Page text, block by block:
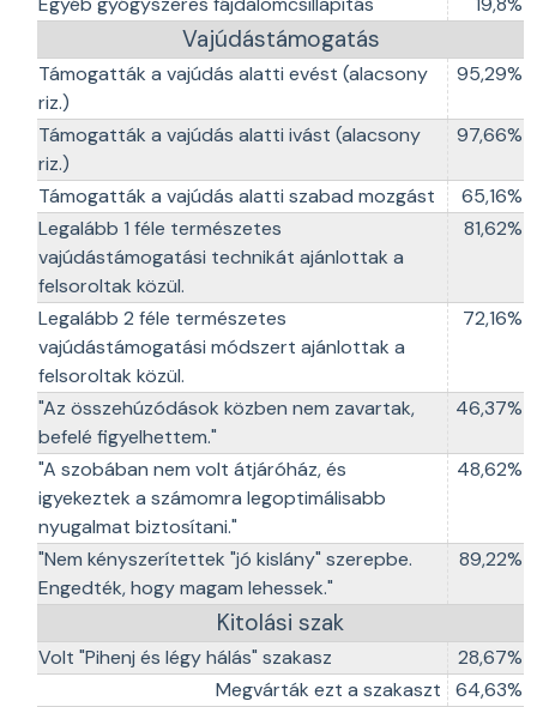
Vajúdástámogatás
Támogatták a vajúdás alatti evést (alacsony
riz.)
95,29%
Támogatták a vajúdás alatti ivást (alacsony
riz.)
97,66%
Támogatták a vajúdás alatti szabad mozgást
65,16%
Legalább 1 féle természetes
vajúdástámogatási technikát ajánlottak a
felsoroltak közül.
81,62%
Legalább 2 féle természetes
vajúdástámogatási módszert ajánlottak a
felsoroltak közül.
72,16%
"Az összehúzódások közben nem zavartak,
befelé figyelhettem."
46,37%
"A szobában nem volt átjáróház, és
igyekeztek a számomra legoptimálisabb
nyugalmat biztosítani."
48,62%
"Nem kényszerítettek "jó kislány" szerepbe.
Engedték, hogy magam lehessek."
89,22%
Kitolási szak
Volt "Pihenj és légy hálás" szakasz
28,67%
Megvárták ezt a szakaszt
64,63%